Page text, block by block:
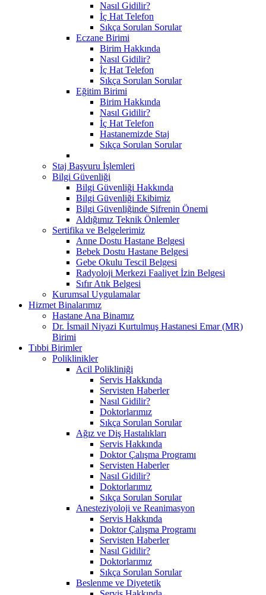
Nasıl Gidilir?
İç Hat Telefon
Sıkça Sorulan Sorular
Eczane Birimi
Birim Hakkında
Nasıl Gidilir?
İç Hat Telefon
Sıkça Sorulan Sorular
Eğitim Birimi
Birim Hakkında
Nasıl Gidilir?
İç Hat Telefon
Hastanemizde Staj
Sıkça Sorulan Sorular
Staj Başvuru İşlemleri
Bilgi Güvenliği
Bilgi Güvenliği Hakkında
Bilgi Güvenliği Ekibimiz
Bilgi Güvenliğinde Şifrenin Önemi
Aldığımız Teknik Önlemler
Sertifika ve Belgelerimiz
Anne Dostu Hastane Belgesi
Bebek Dostu Hastane Belgesi
Gebe Okulu Tescil Belgesi
Radyoloji Merkezi Faaliyet İzin Belgesi
Sıfır Atık Belgesi
Kurumsal Uygulamalar
Hizmet Binalarımız
Hastane Ana Binamız
Dr. İsmail Niyazi Kurtulmuş Hastanesi Emar (MR)
Birimi
Tıbbi Birimler
Poliklinikler
Acil Polikliniği
Servis Hakkında
Servisten Haberler
Nasıl Gidilir?
Doktorlarımız
Sıkça Sorulan Sorular
Ağız ve Diş Hastalıkları
Servis Hakkında
Doktor Çalışma Programı
Servisten Haberler
Nasıl Gidilir?
Doktorlarımız
Sıkça Sorulan Sorular
Anesteziyoloji ve Reanimasyon
Servis Hakkında
Doktor Çalışma Programı
Servisten Haberler
Nasıl Gidilir?
Doktorlarımız
Sıkça Sorulan Sorular
Beslenme ve Diyetetik